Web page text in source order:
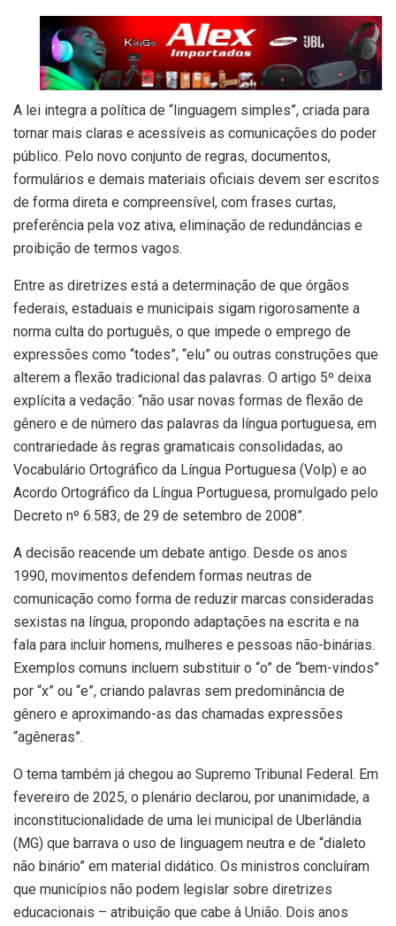
A lei integra a política de “linguagem simples”, criada para
tornar mais claras e acessíveis as comunicações do poder
público. Pelo novo conjunto de regras, documentos,
formulários e demais materiais oficiais devem ser escritos
de forma direta e compreensível, com frases curtas,
preferência pela voz ativa, eliminação de redundâncias e
proibição de termos vagos.
Entre as diretrizes está a determinação de que órgãos
federais, estaduais e municipais sigam rigorosamente a
norma culta do português, o que impede o emprego de
expressões como “todes”, “elu” ou outras construções que
alterem a flexão tradicional das palavras. O artigo 5º deixa
explícita a vedação: “não usar novas formas de flexão de
gênero e de número das palavras da língua portuguesa, em
contrariedade às regras gramaticais consolidadas, ao
Vocabulário Ortográfico da Língua Portuguesa (Volp) e ao
Acordo Ortográfico da Língua Portuguesa, promulgado pelo
Decreto nº 6.583, de 29 de setembro de 2008”.
A decisão reacende um debate antigo. Desde os anos
1990, movimentos defendem formas neutras de
comunicação como forma de reduzir marcas consideradas
sexistas na língua, propondo adaptações na escrita e na
fala para incluir homens, mulheres e pessoas não-binárias.
Exemplos comuns incluem substituir o “o” de “bem-vindos”
por “x” ou “e”, criando palavras sem predominância de
gênero e aproximando-as das chamadas expressões
“agêneras”.
O tema também já chegou ao Supremo Tribunal Federal. Em
fevereiro de 2025, o plenário declarou, por unanimidade, a
inconstitucionalidade de uma lei municipal de Uberlândia
(MG) que barrava o uso de linguagem neutra e de “dialeto
não binário” em material didático. Os ministros concluíram
que municípios não podem legislar sobre diretrizes
educacionais – atribuição que cabe à União. Dois anos